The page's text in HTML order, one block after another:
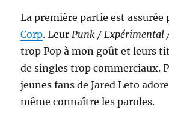
La première partie est assurée
Corp. LeurPunk / Expérimental
trop Pop à mon goût et leurs
de singles trop commerciaux.
jeunes fans de Jared Leto
même connaître les paroles.